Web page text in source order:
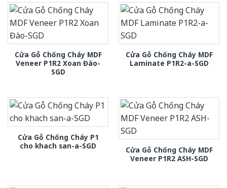
Cửa Gỗ Chống Cháy MDF
Veneer P1R2 Xoan Đào-
SGD
Cửa Gỗ Chống Cháy MDF
Laminate P1R2-a-SGD
Cửa Gỗ Chống Cháy P1
cho khach san-a-SGD
Cửa Gỗ Chống Cháy MDF
Veneer P1R2 ASH-SGD